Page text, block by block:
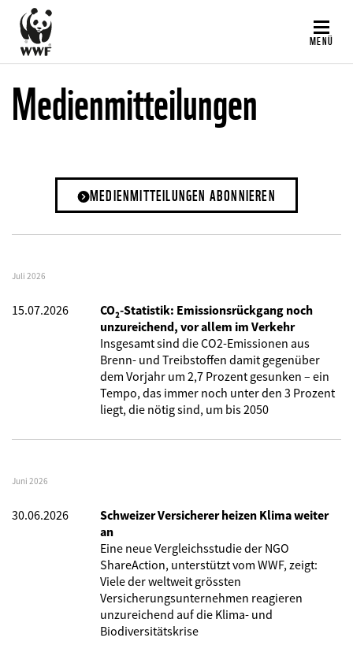
Direkt
zum
Inhalt
MENÜ
Medienmitteilungen
MEDIENMITTEILUNGEN ABONNIEREN
Juli 2026
15.07.2026
CO₂-Statistik: Emissionsrückgang noch
unzureichend, vor allem im Verkehr
Insgesamt sind die CO2-Emissionen aus
Brenn- und Treibstoffen damit gegenüber
dem Vorjahr um 2,7 Prozent gesunken – ein
Tempo, das immer noch unter den 3 Prozent
liegt, die nötig sind, um bis 2050
Juni 2026
30.06.2026
Schweizer Versicherer heizen Klima weiter
an
Eine neue Vergleichsstudie der NGO
ShareAction, unterstützt vom WWF, zeigt:
Viele der weltweit grössten
Versicherungsunternehmen reagieren
unzureichend auf die Klima- und
Biodiversitätskrise